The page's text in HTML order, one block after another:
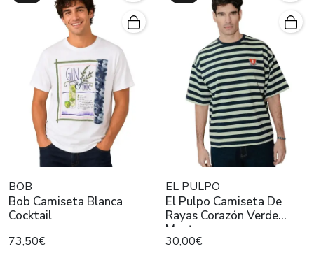
BOB
Bob Camiseta Blanca
Cocktail
73,50€
EL PULPO
El Pulpo Camiseta De
Rayas Corazón Verde
Menta
30,00€